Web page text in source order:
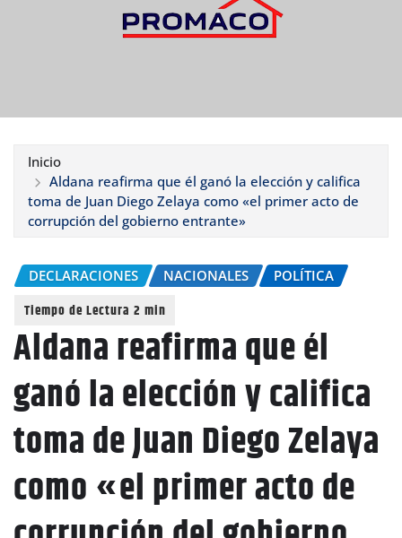
Inicio
Aldana reafirma que él ganó la elección y califica
toma de Juan Diego Zelaya como «el primer acto de
corrupción del gobierno entrante»
DECLARACIONES NACIONALES POLÍTICA
Aldana reafirma que él
ganó la elección y califica
toma de Juan Diego Zelaya
como «el primer acto de